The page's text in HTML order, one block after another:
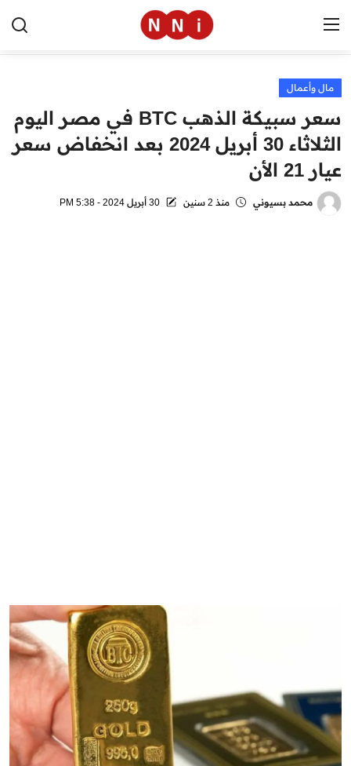
الرئيسية
اخبار مصر
العالم
الرياضة
مال وأعمال
سعر سبيكة الذهب BTC في مصر اليوم
الثلاثاء 30 أبريل 2024 بعد انخفاض سعر
عيار 21 الأن
محمد بسيوني منذ 2 سنين 30 أبريل 2024 - 5:38 PM